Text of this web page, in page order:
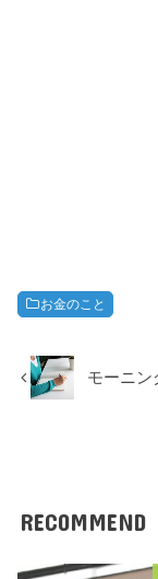
お金のこと
モーニン
RECOMMEND